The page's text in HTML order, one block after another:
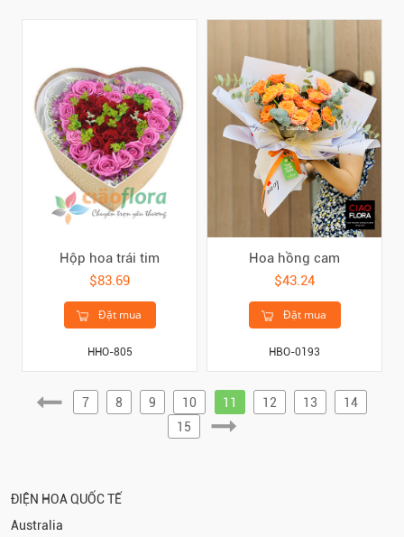
Hộp hoa trái tim
$83.69
Đặt mua
HHO-805
Hoa hồng cam
$43.24
Đặt mua
HBO-0193
7 8 9 10 11 12 13
14
15
ĐIỆN HOA QUỐC TẾ
Australia